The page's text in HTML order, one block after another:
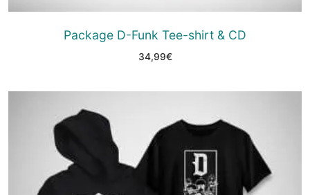
Package D-Funk Tee-shirt & CD
34,99€